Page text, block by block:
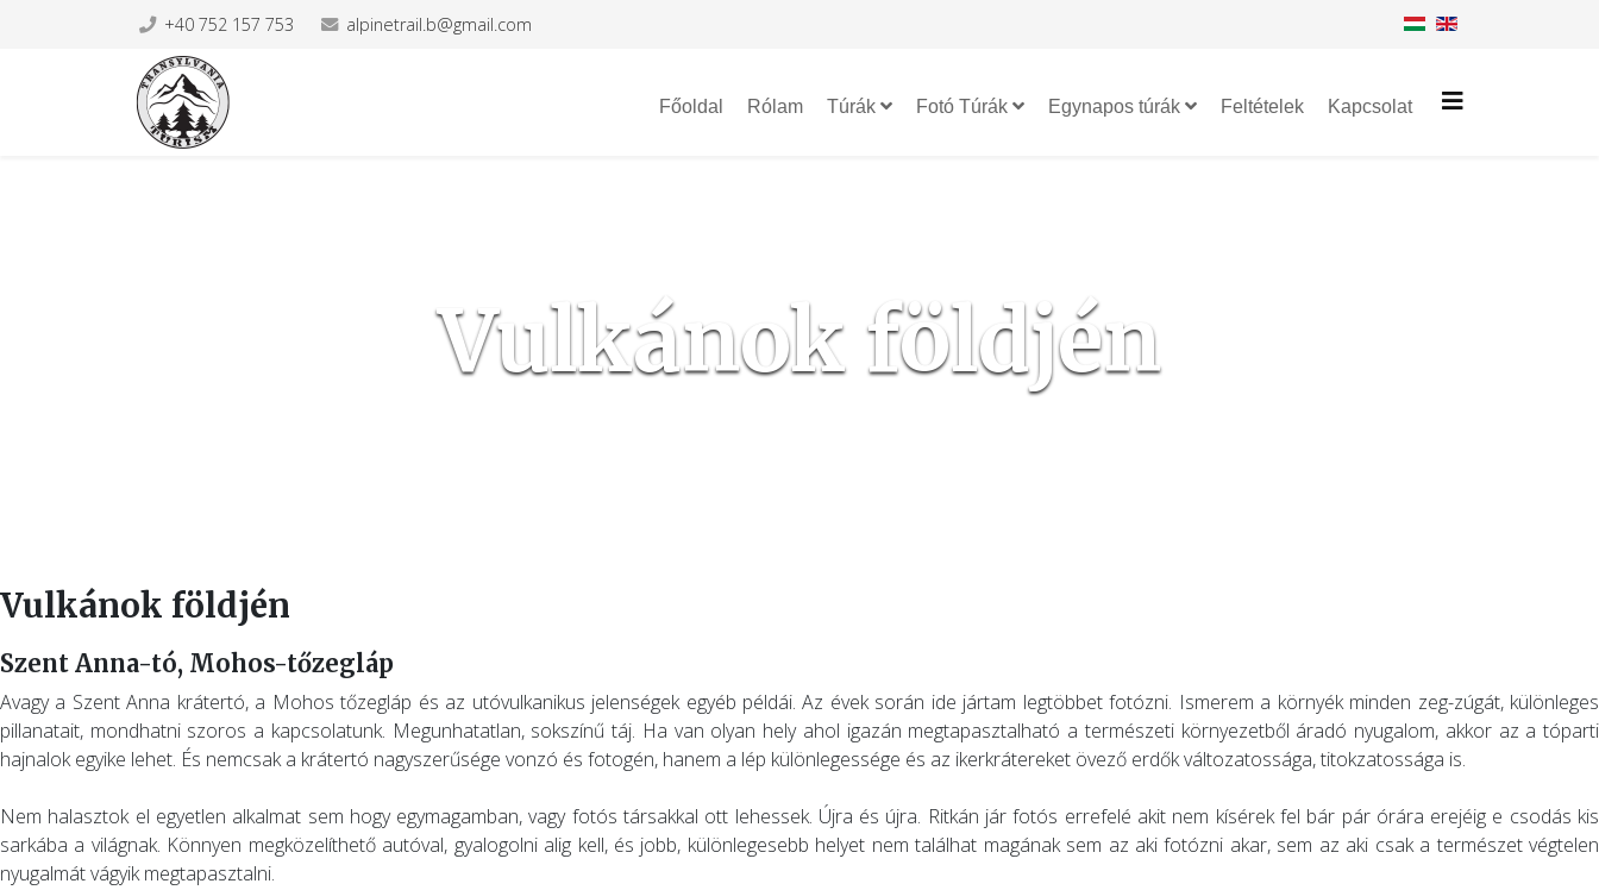
+40 752 157 753 alpinetrail.b@gmail.com
Főoldal Rólam Túrák Fotó Túrák Egynapos túrák Feltételek Kapcsolat
Vulkánok földjén
Vulkánok földjén
Szent Anna-tó, Mohos-tőzegláp
Avagy a Szent Anna krátertó, a Mohos tőzegláp és az utóvulkanikus jelenségek egyéb példái. Az évek során ide jártam legtöbbet fotózni. Ismerem a környék minden zeg-zúgát, különleges
pillanatait, mondhatni szoros a kapcsolatunk. Megunhatatlan, sokszínű táj. Ha van olyan hely ahol igazán megtapasztalható a természeti környezetből áradó nyugalom, akkor az a tóparti
hajnalok egyike lehet. És nemcsak a krátertó nagyszerűsége vonzó és fotogén, hanem a lép különlegessége és az ikerkrátereket övező erdők változatossága, titokzatossága is.
Nem halasztok el egyetlen alkalmat sem hogy egymagamban, vagy fotós társakkal ott lehessek. Újra és újra. Ritkán jár fotós errefelé akit nem kísérek fel bár pár órára erejéig e csodás kis
sarkába a világnak. Könnyen megközelíthető autóval, gyalogolni alig kell, és jobb, különlegesebb helyet nem találhat magának sem az aki fotózni akar, sem az aki csak a természet végtelen
nyugalmát vágyik megtapasztalni.